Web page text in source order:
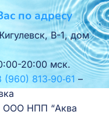
по адресу
В-1, дом
20:00 мск.
(960) 813‑90‑61 –
| ООО НПП “Аква